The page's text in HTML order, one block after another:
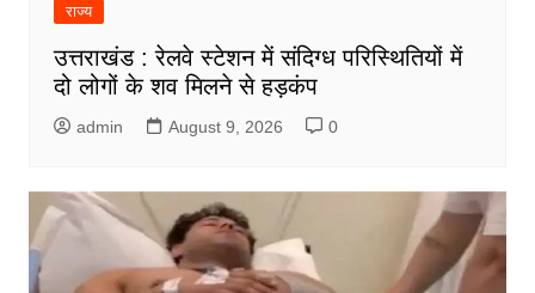
राज्य
उत्तराखंड : रेलवे स्टेशन में संदिग्ध परिस्थितियों में
दो लोगों के शव मिलने से हड़कंप
admin August 9, 2026 0